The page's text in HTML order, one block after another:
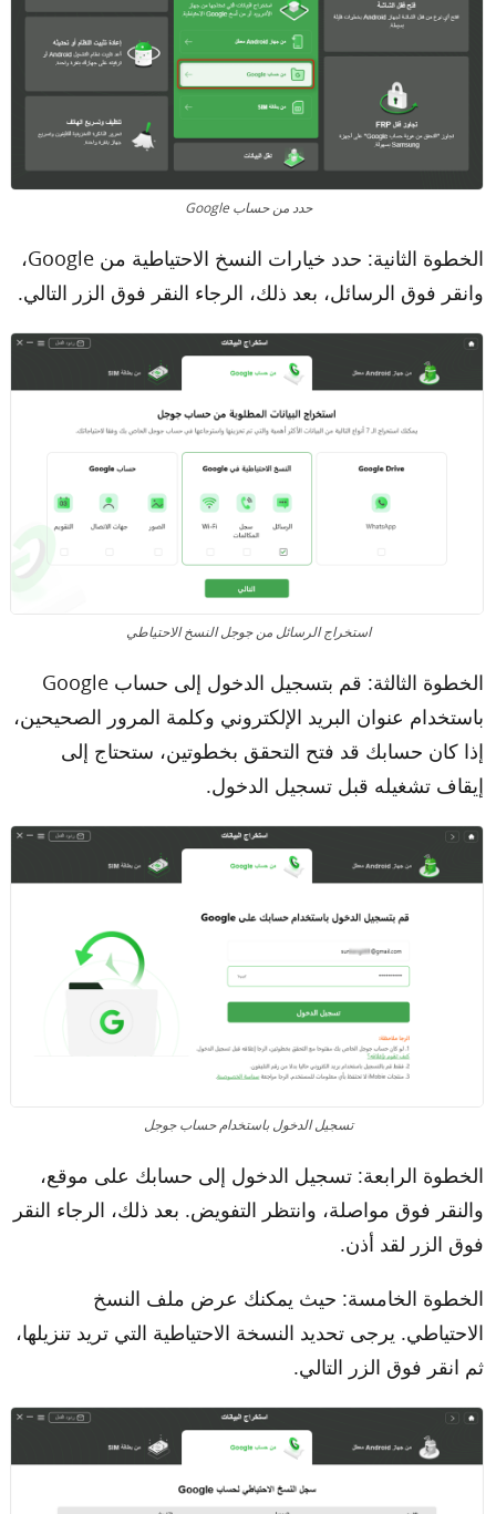
حدد من حساب Google
الخطوة الثانية: حدد خيارات النسخ الاحتياطية من Google،
وانقر فوق الرسائل، بعد ذلك، الرجاء النقر فوق الزر التالي.
استخراج الرسائل من جوجل النسخ الاحتياطي
الخطوة الثالثة: قم بتسجيل الدخول إلى حساب Google
باستخدام عنوان البريد الإلكتروني وكلمة المرور الصحيحين،
إذا كان حسابك قد فتح التحقق بخطوتين، ستحتاج إلى
إيقاف تشغيله قبل تسجيل الدخول.
تسجيل الدخول باستخدام حساب جوجل
الخطوة الرابعة: تسجيل الدخول إلى حسابك على موقع،
والنقر فوق مواصلة، وانتظر التفويض. بعد ذلك، الرجاء النقر
فوق الزر لقد أذن.
الخطوة الخامسة: حيث يمكنك عرض ملف النسخ
الاحتياطي. يرجى تحديد النسخة الاحتياطية التي تريد تنزيلها،
ثم انقر فوق الزر التالي.